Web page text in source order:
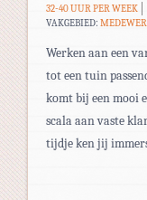
32-40 UUR PER WEEK
VAKGEBIED:
Werken aan een
tot een tuin
komt bij een mooi
scala aan vaste
tijdje ken jij